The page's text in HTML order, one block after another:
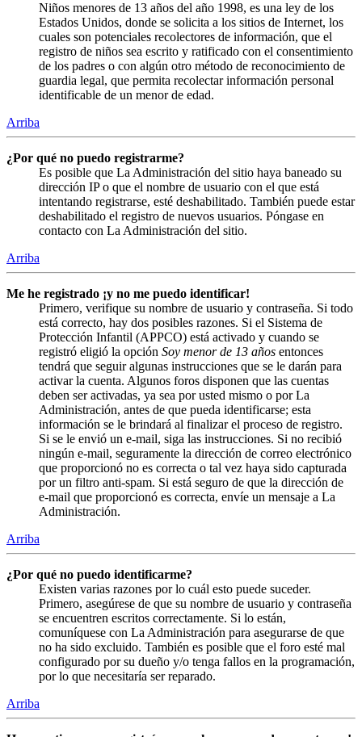
Niños menores de 13 años del año 1998, es una ley de los
Estados Unidos, donde se solicita a los sitios de Internet, los
cuales son potenciales recolectores de información, que el
registro de niños sea escrito y ratificado con el consentimiento
de los padres o con algún otro método de reconocimiento de
guardia legal, que permita recolectar información personal
identificable de un menor de edad.
Arriba
¿Por qué no puedo registrarme?
Es posible que La Administración del sitio haya baneado su
dirección IP o que el nombre de usuario con el que está
intentando registrarse, esté deshabilitado. También puede estar
deshabilitado el registro de nuevos usuarios. Póngase en
contacto con La Administración del sitio.
Arriba
Me he registrado ¡y no me puedo identificar!
Primero, verifique su nombre de usuario y contraseña. Si todo
está correcto, hay dos posibles razones. Si el Sistema de
Protección Infantil (APPCO) está activado y cuando se
registró eligió la opción Soy menor de 13 años entonces
tendrá que seguir algunas instrucciones que se le darán para
activar la cuenta. Algunos foros disponen que las cuentas
deben ser activadas, ya sea por usted mismo o por La
Administración, antes de que pueda identificarse; esta
información se le brindará al finalizar el proceso de registro.
Si se le envió un e-mail, siga las instrucciones. Si no recibió
ningún e-mail, seguramente la dirección de correo electrónico
que proporcionó no es correcta o tal vez haya sido capturada
por un filtro anti-spam. Si está seguro de que la dirección de
e-mail que proporcionó es correcta, envíe un mensaje a La
Administración.
Arriba
¿Por qué no puedo identificarme?
Existen varias razones por lo cuál esto puede suceder.
Primero, asegúrese de que su nombre de usuario y contraseña
se encuentren escritos correctamente. Si lo están,
comuníquese con La Administración para asegurarse de que
no ha sido excluido. También es posible que el foro esté mal
configurado por su dueño y/o tenga fallos en la programación,
por lo que necesitaría ser reparado.
Arriba